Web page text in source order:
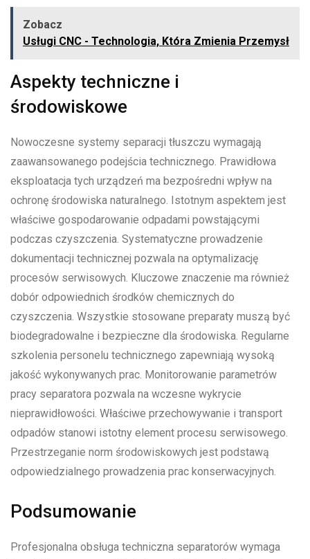
Zobacz
Usługi CNC - Technologia, Która Zmienia Przemysł
Aspekty techniczne i
środowiskowe
Nowoczesne systemy separacji tłuszczu wymagają
zaawansowanego podejścia technicznego. Prawidłowa
eksploatacja tych urządzeń ma bezpośredni wpływ na
ochronę środowiska naturalnego. Istotnym aspektem jest
właściwe gospodarowanie odpadami powstającymi
podczas czyszczenia. Systematyczne prowadzenie
dokumentacji technicznej pozwala na optymalizację
procesów serwisowych. Kluczowe znaczenie ma również
dobór odpowiednich środków chemicznych do
czyszczenia. Wszystkie stosowane preparaty muszą być
biodegradowalne i bezpieczne dla środowiska. Regularne
szkolenia personelu technicznego zapewniają wysoką
jakość wykonywanych prac. Monitorowanie parametrów
pracy separatora pozwala na wczesne wykrycie
nieprawidłowości. Właściwe przechowywanie i transport
odpadów stanowi istotny element procesu serwisowego.
Przestrzeganie norm środowiskowych jest podstawą
odpowiedzialnego prowadzenia prac konserwacyjnych.
Podsumowanie
Profesjonalna obsługa techniczna separatorów wymaga